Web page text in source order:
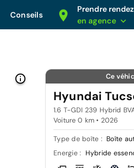
Conseils
Prendre
en agence
Ce
Hyundai
1.6 T-GDI 239 Hybrid
Voiture 0 km • 2026
Type de boîte : Boîte
Energie :
Hybride